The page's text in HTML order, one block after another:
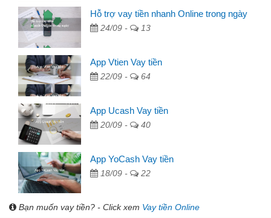
Hỗ trợ vay tiền nhanh Online trong ngày
24/09 - 13
App Vtien Vay tiền
22/09 - 64
App Ucash Vay tiền
20/09 - 40
App YoCash Vay tiền
18/09 - 22
Bạn muốn vay tiền? - Click xem Vay tiền Online